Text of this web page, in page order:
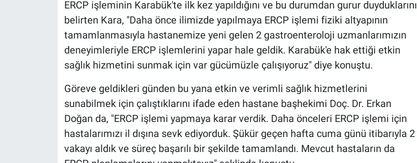
ERCP işleminin Karabük'te ilk kez yapıldığını ve bu durumdan gurur duyduklarını
belirten Kara, "Daha önce ilimizde yapılmaya ERCP işlemi fiziki altyapının
tamamlanmasıyla hastanemize yeni gelen 2 gastroenteroloji uzmanlarımızın
deneyimleriyle ERCP işlemlerini yapar hale geldik. Karabük'e hak ettiği etkin
sağlık hizmetini sunmak için var gücümüzle çalışıyoruz" diye konuştu.
Göreve geldikleri günden bu yana etkin ve verimli sağlık hizmetlerini
sunabilmek için çalıştıklarını ifade eden hastane başhekimi Doç. Dr. Erkan
Doğan da, "ERCP işlemi yapmaya karar verdik. Daha önceleri ERCP işlemi için
hastalarımızı il dışına sevk ediyorduk. Şükür geçen hafta cuma günü itibarıyla 2
vakayı aldık ve süreç başarılı bir şekilde tamamlandı. Mevcut hastaların da